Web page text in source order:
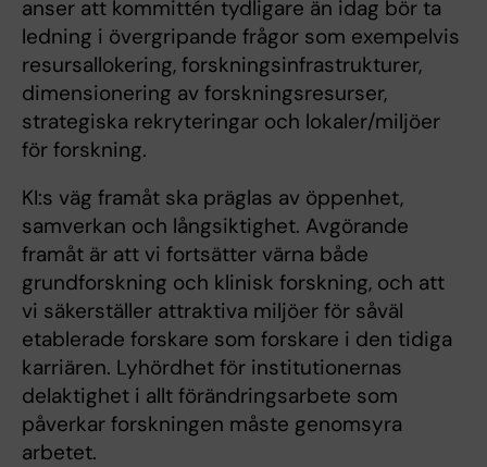
anser att kommittén tydligare än idag bör ta
ledning i övergripande frågor som exempelvis
resursallokering, forskningsinfrastrukturer,
dimensionering av forskningsresurser,
strategiska rekryteringar och lokaler/miljöer
för forskning.
KI:s väg framåt ska präglas av öppenhet,
samverkan och långsiktighet. Avgörande
framåt är att vi fortsätter värna både
grundforskning och klinisk forskning, och att
vi säkerställer attraktiva miljöer för såväl
etablerade forskare som forskare i den tidiga
karriären. Lyhördhet för institutionernas
delaktighet i allt förändringsarbete som
påverkar forskningen måste genomsyra
arbetet.